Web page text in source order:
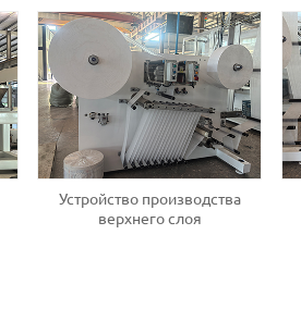
Устройство производства
верхнего слоя